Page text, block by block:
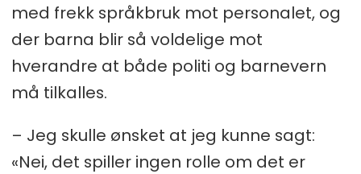
med frekk språkbruk mot personalet, og
der barna blir så voldelige mot
hverandre at både politi og barnevern
må tilkalles.
– Jeg skulle ønsket at jeg kunne sagt:
«Nei, det spiller ingen rolle om det er